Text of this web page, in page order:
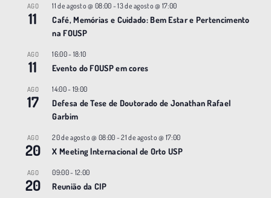
AGO
11
11 de agosto @ 08:00 -13 de agosto @ 17:00
Café, Memórias e Cuidado: Bem Estar e Pertencimento
na FOUSP
AGO
11
16:00- 18:10
Evento do FOUSP em cores
AGO
17
14:00- 19:00
Defesa de Tese de Doutorado de Jonathan Rafael
Garbim
AGO
20
20 de agosto @ 08:00 -21 de agosto @ 17:00
X Meeting |nternacional de Orto USP
AGO
20
09:00- 12:00
Reunião da CIP